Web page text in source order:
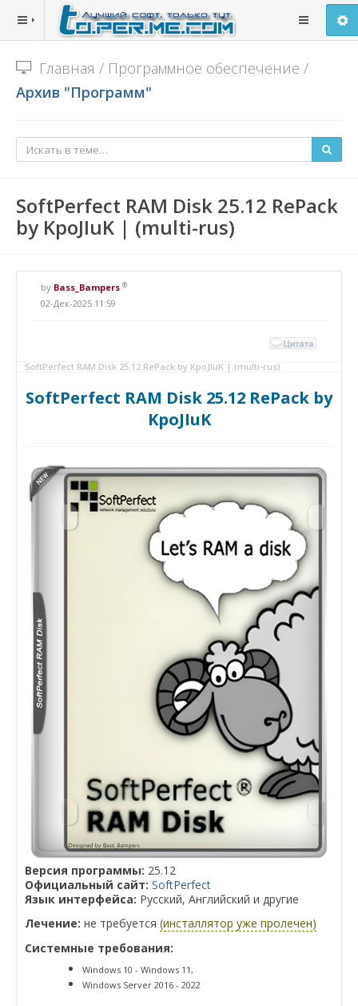
Главная / Программное обеспечение /
Архив "Программ"
SoftPerfect RAM Disk 25.12 RePack
by KpoJIuK | (multi-rus)
by Bass_Bampers ®
02-Дек-2025 11:59
SoftPerfect RAM Disk 25.12 RePack by KpoJIuK | (multi-rus)
SoftPerfect RAM Disk 25.12 RePack by
KpoJIuK
Версия программы: 25.12
Официальный сайт: SoftPerfect
Язык интерфейса: Русский, Английский и другие
Лечение: не требуется (инсталлятор уже пролечен)
Системные требования:
Windows 10 - Windows 11,
Windows Server 2016 - 2022